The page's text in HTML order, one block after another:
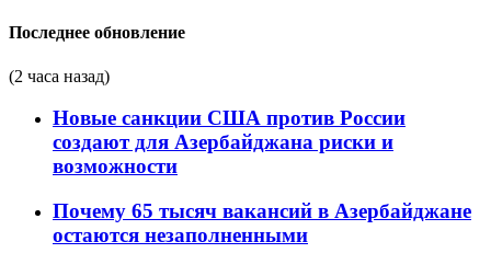
Последнее обновление
(2 часа назад)
Новые санкции США против России
создают для Азербайджана риски и
возможности
Почему 65 тысяч вакансий в Азербайджане
остаются незаполненными